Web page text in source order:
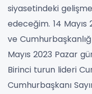
siyasetindeki
edeceğim. 14
ve
Mayıs 2023 Pazar
Birinci turun lideri
Cumhurbaşkanı